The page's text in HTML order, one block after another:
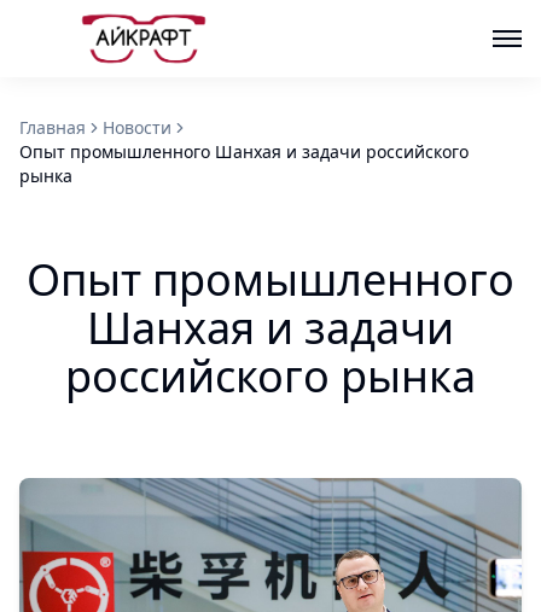
Главная
Новости
Опыт промышленного Шанхая и задачи российского
рынка
Опыт промышленного
Шанхая и задачи
российского рынка